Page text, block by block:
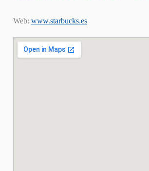
Web: www.starbucks.es